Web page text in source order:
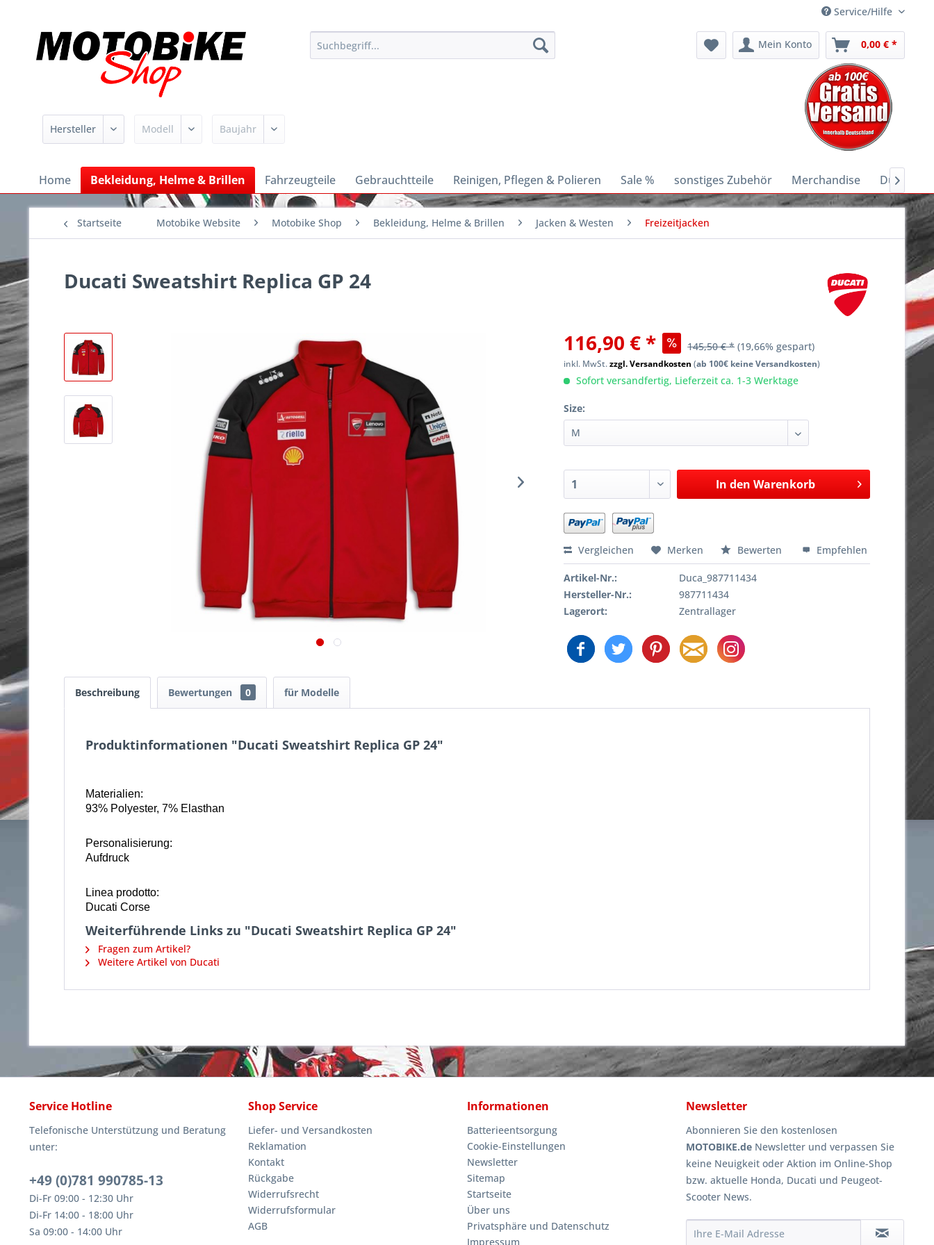
Service/Hilfe
Mein Konto 0,00 € *
Home Bekleidung, Helme & Brillen Fahrzeugteile Gebrauchtteile Reinigen, Pflegen & Polieren Sale % sonstiges Zubehör Merchandise Ducati E-

Startseite Motobike Website Motobike Shop Bekleidung, Helme & Brillen Jacken & Westen Freizeitjacken
Ducati Sweatshirt Replica GP 24
116,90 € * 145,50 € * (19,66% gespart)
inkl. MwSt.zzgl. Versandkosten (ab 100€ keine Versandkosten)
Sofort versandfertig, Lieferzeit ca. 1-3 Werktage
Size:
In den Warenkorb
Vergleichen Merken Bewerten Empfehlen
Artikel-Nr.:
Duca_987711434
Hersteller-Nr.:
987711434
Lagerort:
Zentrallager
Beschreibung Bewertungen 0 für Modelle
Produktinformationen "Ducati Sweatshirt Replica GP 24"
Materialien:
93% Polyester, 7% Elasthan
Personalisierung:
Aufdruck
Linea prodotto:
Ducati Corse
Weiterführende Links zu "Ducati Sweatshirt Replica GP 24"
Fragen zum Artikel?
Weitere Artikel von Ducati
Service Hotline
Telefonische Unterstützung und Beratung
unter:
+49 (0)781 990785-13
Di-Fr 09:00 - 12:30 Uhr
Di-Fr 14:00 - 18:00 Uhr
Sa 09:00 - 14:00 Uhr
Shop Service
Liefer- und Versandkosten
Reklamation
Kontakt
Rückgabe
Widerrufsrecht
Widerrufsformular
AGB
Informationen
Batterieentsorgung
Cookie-Einstellungen
Newsletter
Sitemap
Startseite
Über uns
Privatsphäre und Datenschutz
Impressum
Newsletter
Abonnieren Sie den kostenlosen
MOTOBIKE.de Newsletter und verpassen Sie
keine Neuigkeit oder Aktion im Online-Shop
bzw. aktuelle Honda, Ducati und Peugeot-
Scooter News.